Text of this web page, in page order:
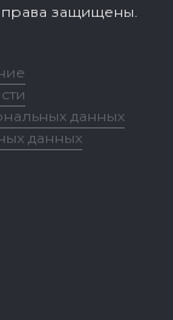
права защищены.
данных
данных